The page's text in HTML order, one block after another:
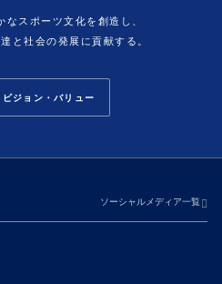
スポーツ文化を創造し、
と社会の発展に貢献する。
ジョン・バリュー
ソーシャルメディア一覧